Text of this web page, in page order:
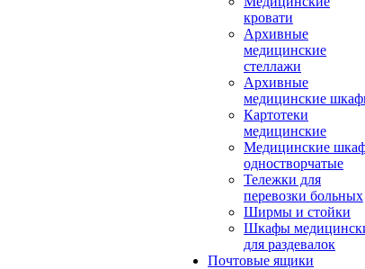
кровати
Архивные
медицинские
стеллажи
Архивные
медицинские
Картотеки
медицинские
Медицинские
одностворчатые
Тележки для
перевозки больных
Ширмы и стойки
Шкафы
для раздевалок
Почтовые ящики